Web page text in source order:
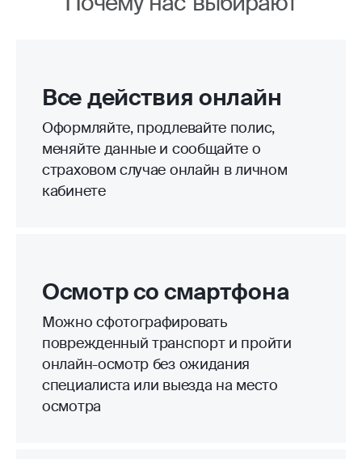
Все действия онлайн
Оформляйте, продлевайте полис,
меняйте данные и сообщайте о
страховом случае онлайн в личном
кабинете
Осмотр со смартфона
Можно сфотографировать
поврежденный транспорт и пройти
онлайн-осмотр без ожидания
специалиста или выезда на место
осмотра